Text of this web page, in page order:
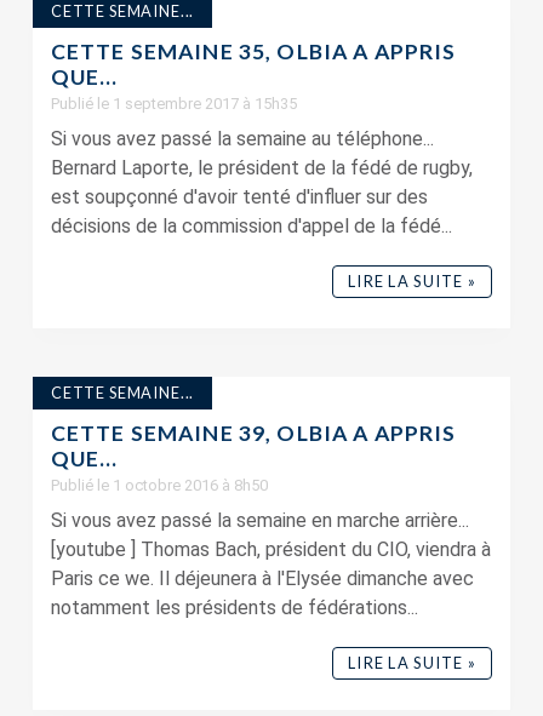
CETTE SEMAINE...
CETTE SEMAINE 35, OLBIA A APPRIS
QUE…
Publié le 1 septembre 2017 à 15h35
Si vous avez passé la semaine au téléphone...
Bernard Laporte, le président de la fédé de rugby,
est soupçonné d'avoir tenté d'influer sur des
décisions de la commission d'appel de la fédé...
LIRE LA SUITE »
CETTE SEMAINE...
CETTE SEMAINE 39, OLBIA A APPRIS
QUE…
Publié le 1 octobre 2016 à 8h50
Si vous avez passé la semaine en marche arrière...
[youtube ] Thomas Bach, président du CIO, viendra à
Paris ce we. Il déjeunera à l'Elysée dimanche avec
notamment les présidents de fédérations...
LIRE LA SUITE »